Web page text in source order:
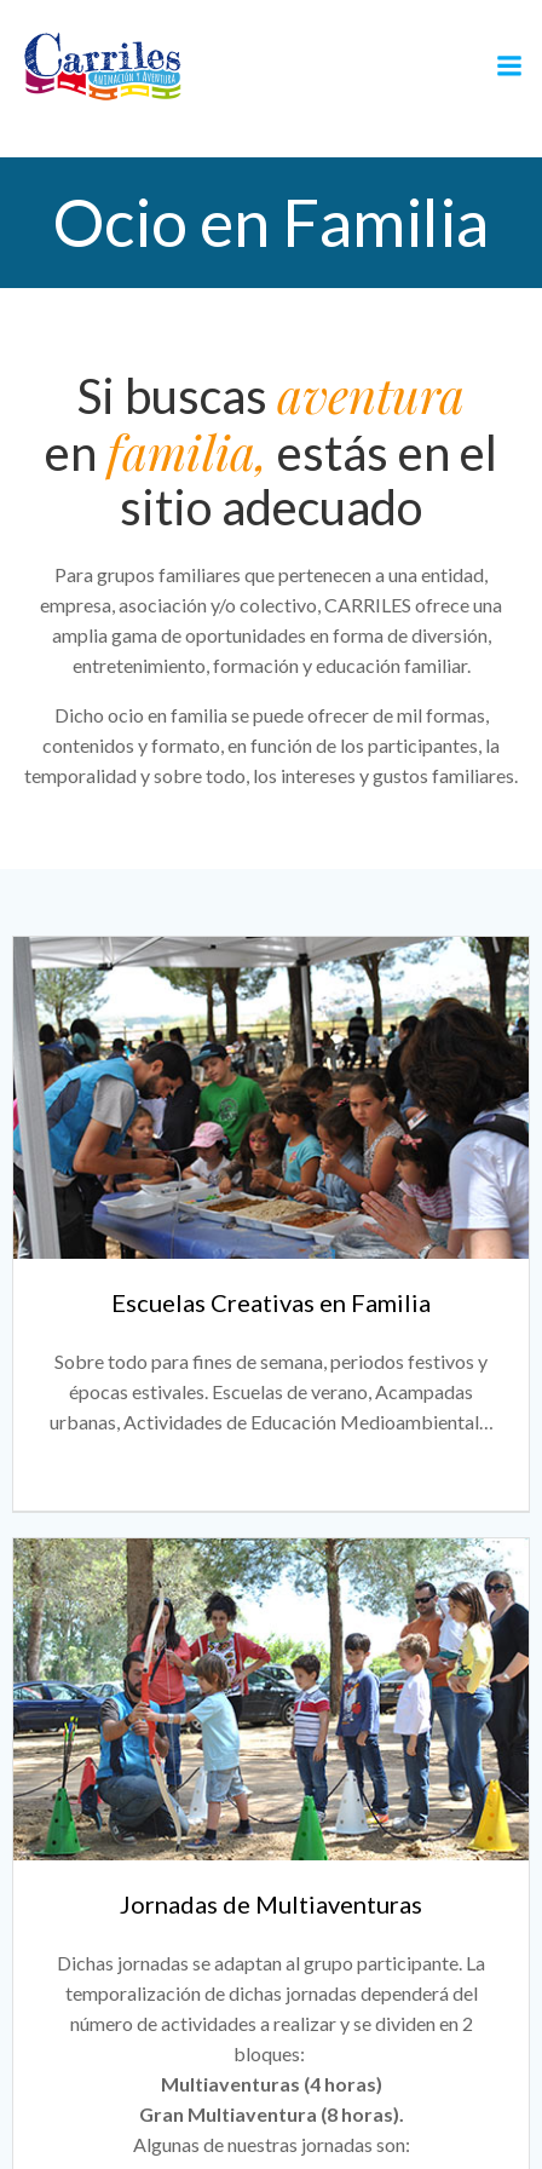
Ocio en Familia
Si buscas aventura
en familia, estás en el
sitio adecuado
Para grupos familiares que pertenecen a una entidad,
empresa, asociación y/o colectivo, CARRILES ofrece una
amplia gama de oportunidades en forma de diversión,
entretenimiento, formación y educación familiar.
Dicho ocio en familia se puede ofrecer de mil formas,
contenidos y formato, en función de los participantes, la
temporalidad y sobre todo, los intereses y gustos familiares.
Escuelas Creativas en Familia
Sobre todo para fines de semana, periodos festivos y
épocas estivales. Escuelas de verano, Acampadas
urbanas, Actividades de Educación Medioambiental…
Jornadas de Multiaventuras
Dichas jornadas se adaptan al grupo participante. La
temporalización de dichas jornadas dependerá del
número de actividades a realizar y se dividen en 2
bloques:
Multiaventuras (4 horas)
Gran Multiaventura (8 horas).
Algunas de nuestras jornadas son: